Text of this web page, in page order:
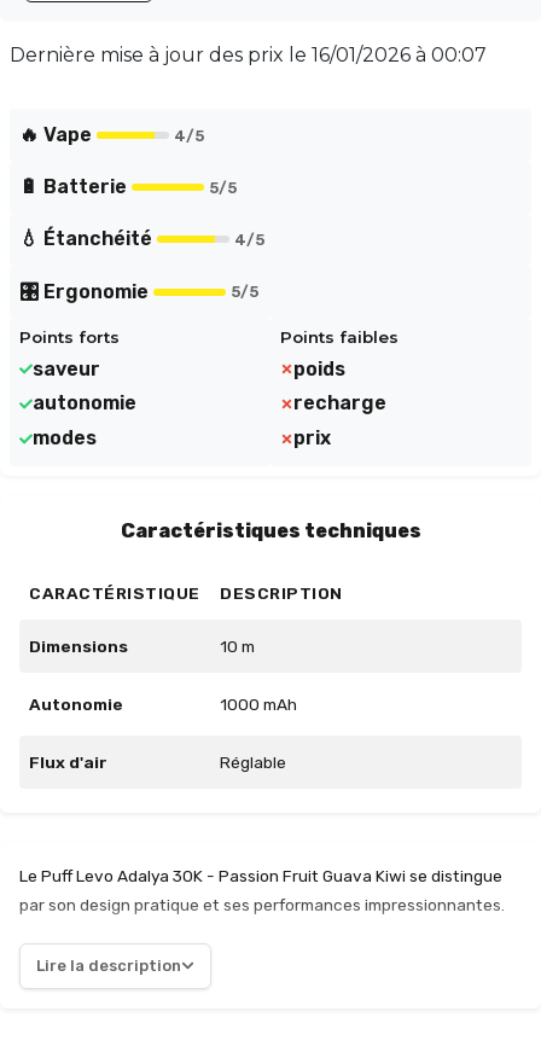
expérience, ainsi qu'un airflow réglable pour un tirage
vape unique et rafraîchissante.
Dernière mise à jour des prix le 16/01/2026 à 00:07
🔥 Vape 4/5
🔋 Batterie 5/5
💧 Étanchéité 4/5
🎛️ Ergonomie 5/5
Points forts
saveur
autonomie
modes
Points faibles
poids
recharge
prix
Caractéristiques techniques
CARACTÉRISTIQUE DESCRIPTION
Dimensions 10 m
Autonomie 1000 mAh
Flux d'air Réglable
Le Puff Levo Adalya 30K - Passion Fruit Guava Kiwi se distingue
par son design pratique et ses performances impressionnantes.
une autonomie satisfaisante, et la recharge via USB-C est un
atout indéniable pour les utilisateurs en déplacement. Le
Lire la description